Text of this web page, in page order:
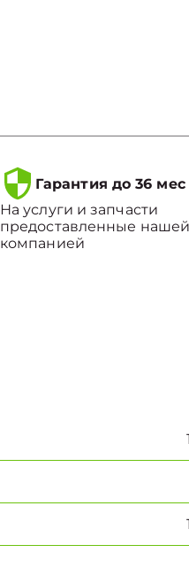
Гарантия до 36 мес
На услуги и запчасти
предоставленные нашей
компанией